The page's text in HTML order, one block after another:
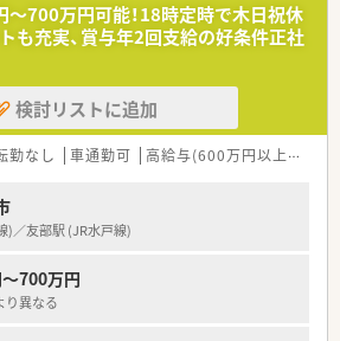
人物像について】
ための欠員補充を目的としており、即戦力と
だける正社員を急募しています。
しているため普通自動車の運転ができる方を
務をこなせる方を歓迎しています。
は不問となっており、これから薬局の中核と
プしていきたい方に最適です。
】
5つの柱を展開する健康の総合商社であり、在
を軸とした経営を行っています。
高いシェアと実績を誇ります。
薬局の設置など、既存の枠にとらわれずに5年
〜700万円可能！18時定時で木日祝休
も充実、賞与年2回支給の好条件正社
検討リストに追加
勤なし 車通勤可 高給与(600万円以上)
)／友部駅 (JR水戸線)
700万円
り異なる